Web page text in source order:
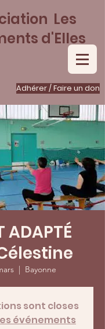
Adhérer / Faire un don
Les
d'Elles
ADAPTÉ
  |
Bayonne
sont closes
événements